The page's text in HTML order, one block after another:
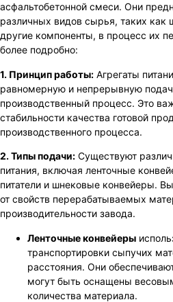
асфальтобетонной смеси. Они
различных видов сырья, таких как
другие компоненты, в процесс их
более подробно:
1. Принцип работы: Агрегаты
равномерную и непрерывную
производственный процесс. Это
стабильности качества готовой
производственного процесса.
2. Типы подачи: Существуют
питания, включая ленточные
питатели и шнековые конвейеры.
от свойств перерабатываемых
производительности завода.
Ленточные конвейеры
транспортировки сыпучих
расстояния. Они
могут быть оснащены
количества материала.